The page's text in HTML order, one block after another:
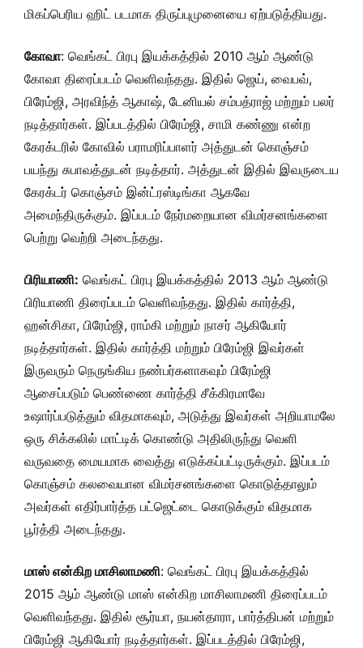
மிகப்பெரிய ஹிட் படமாக திருப்புமுனையை ஏற்படுத்தியது.
கோவா: வெங்கட் பிரபு இயக்கத்தில் 2010 ஆம் ஆண்டு
கோவா திரைப்படம் வெளிவந்தது. இதில் ஜெய், வைபவ்,
பிரேம்ஜி, அரவிந்த் ஆகாஷ், டேனியல் சம்பத்ராஜ் மற்றும் பலர்
நடித்தார்கள். இப்படத்தில் பிரேம்ஜி, சாமி கண்ணு என்ற
கேரக்டரில் கோவில் பராமரிப்பாளர் அத்துடன் கொஞ்சம்
பயந்து சுபாவத்துடன் நடித்தார். அத்துடன் இதில் இவருடைய
கேரக்டர் கொஞ்சம் இன்ட்ரஸ்டிங்கா ஆகவே
அமைந்திருக்கும். இப்படம் நேர்மறையான விமர்சனங்களை
பெற்று வெற்றி அடைந்தது.
பிரியாணி: வெங்கட் பிரபு இயக்கத்தில் 2013 ஆம் ஆண்டு
பிரியாணி திரைப்படம் வெளிவந்தது. இதில் கார்த்தி,
ஹன்சிகா, பிரேம்ஜி, ராம்கி மற்றும் நாசர் ஆகியோர்
நடித்தார்கள். இதில் கார்த்தி மற்றும் பிரேம்ஜி இவர்கள்
இருவரும் நெருங்கிய நண்பர்களாகவும் பிரேம்ஜி
ஆசைப்படும் பெண்ணை கார்த்தி சீக்கிரமாவே
உஷார்ப்படுத்தும் விதமாகவும், அடுத்து இவர்கள் அறியாமலே
ஒரு சிக்கலில் மாட்டிக் கொண்டு அதிலிருந்து வெளி
வருவதை மையமாக வைத்து எடுக்கப்பட்டிருக்கும். இப்படம்
கொஞ்சம் கலவையான விமர்சனங்களை கொடுத்தாலும்
அவர்கள் எதிர்பார்த்த பட்ஜெட்டை கொடுக்கும் விதமாக
பூர்த்தி அடைந்தது.
மாஸ் என்கிற மாசிலாமணி: வெங்கட் பிரபு இயக்கத்தில்
2015 ஆம் ஆண்டு மாஸ் என்கிற மாசிலாமணி திரைப்படம்
வெளிவந்தது. இதில் சூர்யா, நயன்தாரா, பார்த்திபன் மற்றும்
பிரேம்ஜி ஆகியோர் நடித்தார்கள். இப்படத்தில் பிரேம்ஜி,